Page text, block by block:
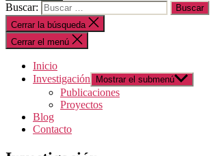
Buscar:
Cerrar la búsqueda
Cerrar el menú
Inicio
Investigación
Mostrar el submenú
Publicaciones
Proyectos
Blog
Contacto